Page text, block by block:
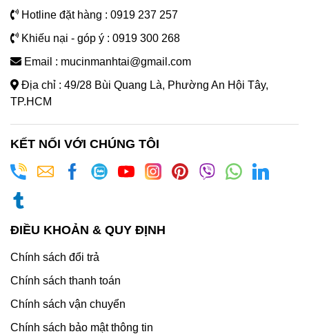
Hotline đặt hàng : 0919 237 257
Khiếu nại - góp ý : 0919 300 268
Email : mucinmanhtai@gmail.com
Địa chỉ : 49/28 Bùi Quang Là, Phường An Hội Tây,
TP.HCM
KẾT NỐI VỚI CHÚNG TÔI
ĐIỀU KHOẢN & QUY ĐỊNH
Chính sách đổi trả
Chính sách thanh toán
Chính sách vận chuyển
Chính sách bảo mật thông tin